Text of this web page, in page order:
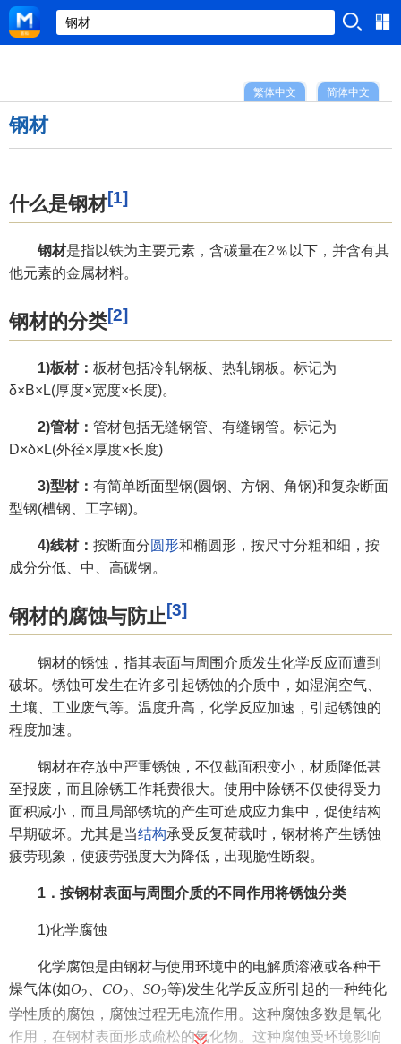
简体中文
繁体中文
钢材
什么是钢材[1]
钢材是指以铁为主要元素，含碳量在2％以下，并含有其
他元素的金属材料。
钢材的分类[2]
1)板材： 板材包括冷轧钢板、热轧钢板。标记为
δ×B×L(厚度×宽度×长度)。
2)管材： 管材包括无缝钢管、有缝钢管。标记为
D×δ×L(外径×厚度×长度)
3)型材： 有简单断面型钢(圆钢、方钢、角钢)和复杂断面
型钢(槽钢、工字钢)。
4)线材： 按断面分圆形和椭圆形，按尺寸分粗和细，按
成分分低、中、高碳钢。
钢材的腐蚀与防止[3]
钢材的锈蚀，指其表面与周围介质发生化学反应而遭到
破坏。锈蚀可发生在许多引起锈蚀的介质中，如湿润空气、
土壤、工业废气等。温度升高，化学反应加速，引起锈蚀的
程度加速。
钢材在存放中严重锈蚀，不仅截面积变小，材质降低甚
至报废，而且除锈工作耗费很大。使用中除锈不仅使得受力
面积减小，而且局部锈坑的产生可造成应力集中，促使结构
早期破坏。尤其是当结构承受反复荷载时，钢材将产生锈蚀
疲劳现象，使疲劳强度大为降低，出现脆性断裂。
1．按钢材表面与周围介质的不同作用将锈蚀分类
1)化学腐蚀
化学腐蚀是由钢材与使用环境中的电解质溶液或各种干
燥气体(如O2 CO2 SO2等)发生化学反应所引起的一种纯化
学性质的腐蚀，腐蚀过程无电流作用。这种腐蚀多数是氧化
作用，在钢材表面形成疏松的氧化物。这种腐蚀受环境影响